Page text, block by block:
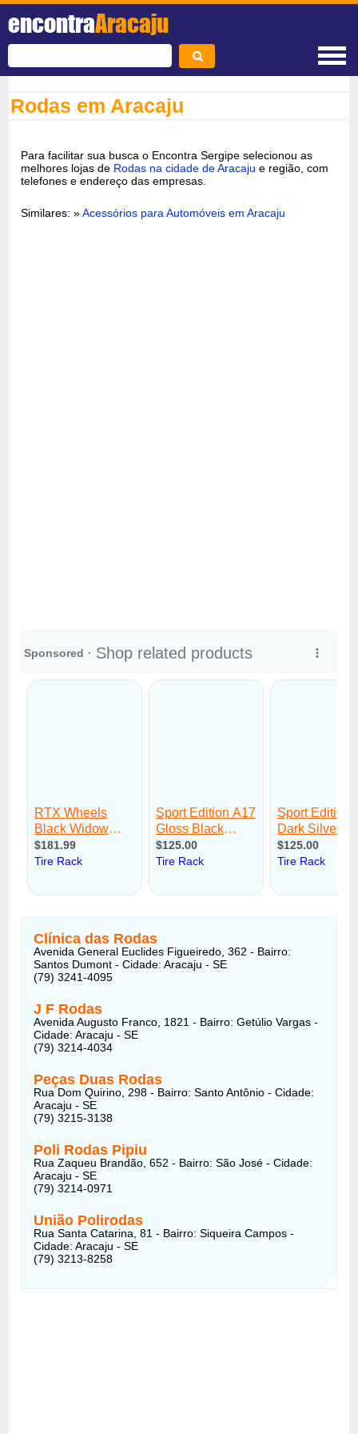
encontraAracaju
Rodas em Aracaju
Para facilitar sua busca o Encontra Sergipe selecionou as
melhores lojas de Rodas na cidade de Aracaju e região, com
telefones e endereço das empresas.
Similares: »Acessórios para Automóveis em Aracaju
Clínica das Rodas
Avenida General Euclides Figueiredo, 362 - Bairro:
Santos Dumont - Cidade: Aracaju - SE
(79) 3241-4095
J F Rodas
Avenida Augusto Franco, 1821 - Bairro: Getúlio Vargas -
Cidade: Aracaju - SE
(79) 3214-4034
Peças Duas Rodas
Rua Dom Quirino, 298 - Bairro: Santo Antônio - Cidade:
Aracaju - SE
(79) 3215-3138
Poli Rodas Pipiu
Rua Zaqueu Brandão, 652 - Bairro: São José - Cidade:
Aracaju - SE
(79) 3214-0971
União Polirodas
Rua Santa Catarina, 81 - Bairro: Siqueira Campos -
Cidade: Aracaju - SE
(79) 3213-8258